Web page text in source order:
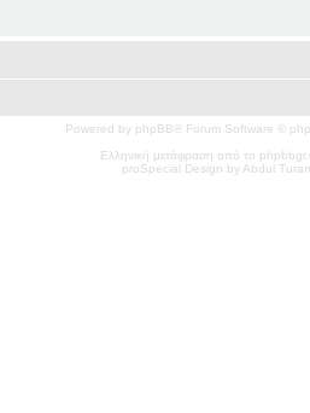
Powered by phpBB® Forum Software ©
Ελληνική μετάφραση από το
proSpecial Design by Abdul Turan